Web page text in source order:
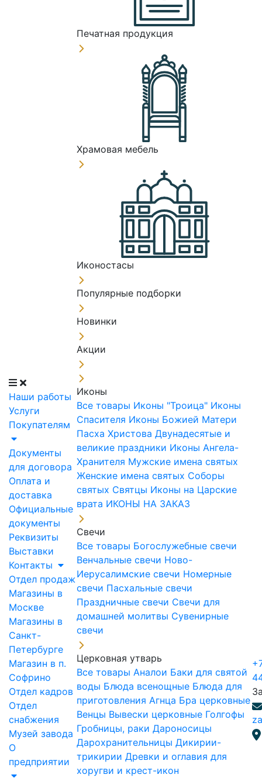
Наши работы
Услуги
Покупателям
Документы
для договора
Оплата и
доставка
Официальные
документы
Реквизиты
Выставки
Контакты
Отдел продаж
Магазины в
Москве
Магазины в
Санкт-
Петербурге
Магазин в п.
Софрино
Отдел кадров
Отдел
снабжения
Музей завода
О
предприятии
Печатная продукция
Храмовая мебель
Иконостасы
Популярные подборки
Новинки
Акции
Иконы
Все товары Иконы "Троица" Иконы
Спасителя Иконы Божией Матери
Пасха Христова Двунадесятые и
великие праздники Иконы Ангела-
Хранителя Мужские имена святых
Женские имена святых Соборы
святых Святцы Иконы на Царские
врата ИКОНЫ НА ЗАКАЗ
Свечи
Все товары Богослужебные свечи
Венчальные свечи Ново-
Иерусалимские свечи Номерные
свечи Пасхальные свечи
Праздничные свечи Свечи для
домашней молитвы Сувенирные
свечи
Церковная утварь
Все товары Аналои Баки для святой
воды Блюда всенощные Блюда для
приготовления Агнца Бра церковные
Венцы Вывески церковные Голгофы
Гробницы, раки Дароносицы
Дарохранительницы Дикирии-
трикирии Древки и оглавия для
хоругви и крест-икон